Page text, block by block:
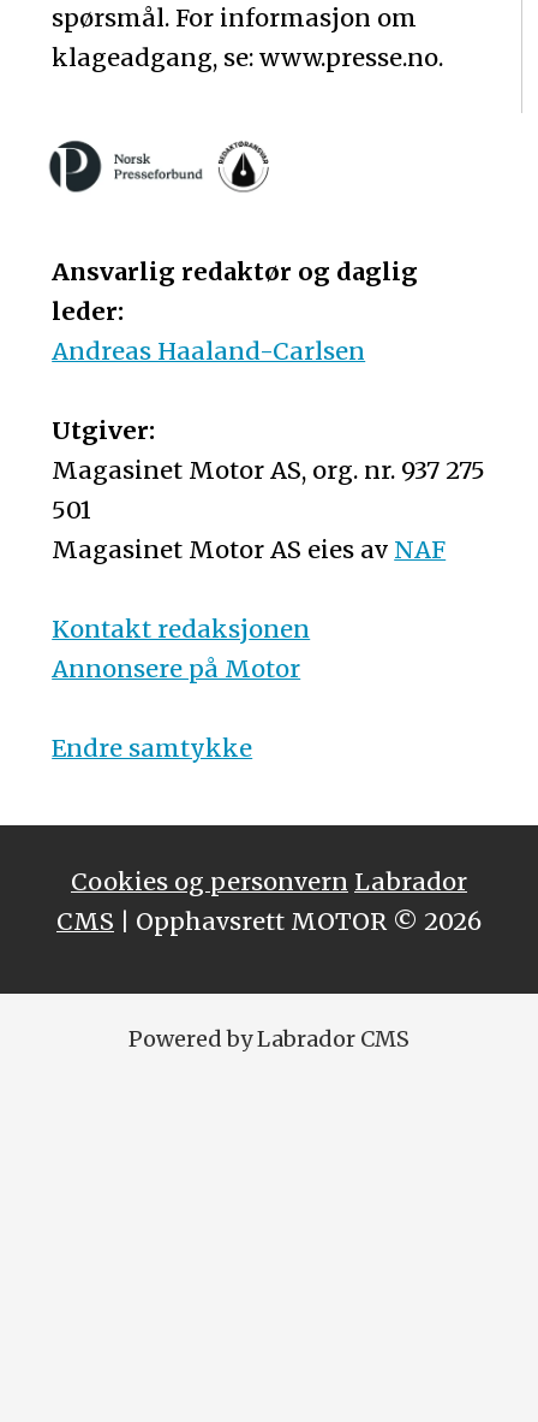
spørsmål. For informasjon om
klageadgang, se: www.presse.no.
Ansvarlig redaktør og daglig
leder:
Andreas Haaland-Carlsen
Utgiver:
Magasinet Motor AS, org. nr. 937 275
501
Magasinet Motor AS eies av NAF
Kontakt redaksjonen
Annonsere på Motor
Endre samtykke
Cookies og personvern Labrador
CMS | Opphavsrett MOTOR © 2026
Powered by Labrador CMS